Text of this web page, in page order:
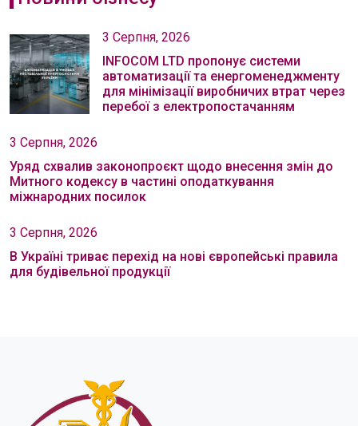
3 Серпня, 2026
INFOCOM LTD пропонує системи
автоматизації та енергоменеджменту
для мінімізації виробничих втрат через
перебої з електропостачанням
3 Серпня, 2026
Уряд схвалив законопроєкт щодо внесення змін до
Митного кодексу в частині оподаткування
міжнародних посилок
3 Серпня, 2026
В Україні триває перехід на нові європейські правила
для будівельної продукції